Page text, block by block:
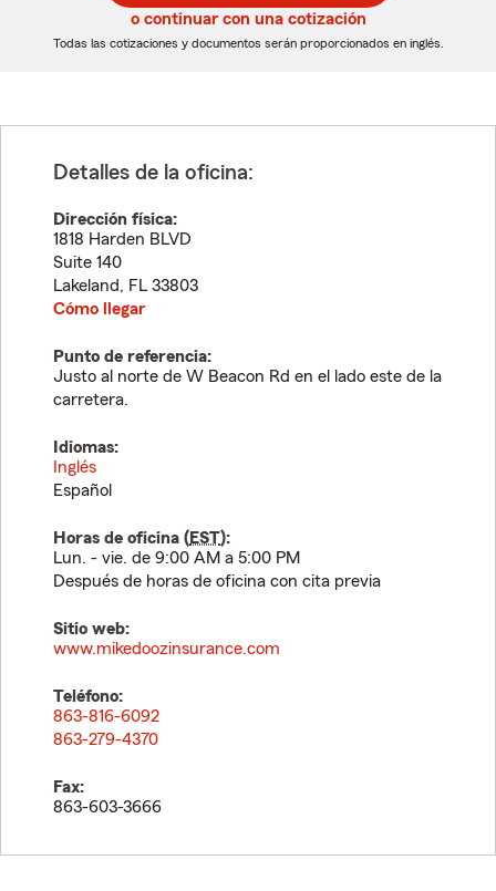
5
dígitos
5
dígitos
o continuar con una cotización
Todas las cotizaciones y documentos serán proporcionados en inglés.
Detalles de la oficina:
Dirección física:
1818 Harden BLVD
Suite 140
Lakeland, FL 33803
Cómo llegar
Punto de referencia:
Justo al norte de W Beacon Rd en el lado este de la
carretera.
Idiomas:
Inglés
Español
Horas de oficina (EST):
Lun. - vie. de 9:00 AM a 5:00 PM
Después de horas de oficina con cita previa
Sitio web:
www.mikedoozinsurance.com
Teléfono:
863-816-6092
863-279-4370
Fax:
863-603-3666